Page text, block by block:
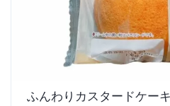
ふんわりカスタードケー